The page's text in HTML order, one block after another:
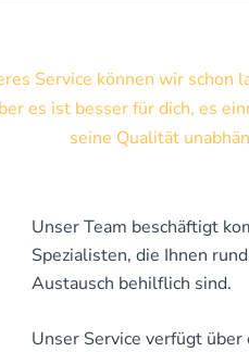
Visa/
Visa/
Jede
Jede
Jede
Service können wir schon
es ist besser für dich, es
seine Qualität
Unser Team beschäftigt
Spezialisten, die Ihnen
Austausch behilflich sind.
Unser Service verfügt